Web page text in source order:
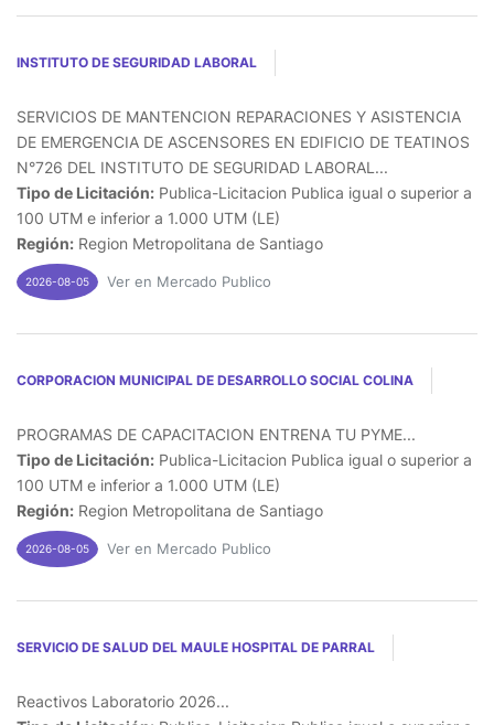
INSTITUTO DE SEGURIDAD LABORAL
SERVICIOS DE MANTENCION REPARACIONES Y ASISTENCIA
DE EMERGENCIA DE ASCENSORES EN EDIFICIO DE TEATINOS
N°726 DEL INSTITUTO DE SEGURIDAD LABORAL...
Tipo de Licitación: Publica-Licitacion Publica igual o superior a
100 UTM e inferior a 1.000 UTM (LE)
Región: Region Metropolitana de Santiago
2026-08-05 Ver en Mercado Publico
CORPORACION MUNICIPAL DE DESARROLLO SOCIAL COLINA
PROGRAMAS DE CAPACITACION ENTRENA TU PYME...
Tipo de Licitación: Publica-Licitacion Publica igual o superior a
100 UTM e inferior a 1.000 UTM (LE)
Región: Region Metropolitana de Santiago
2026-08-05 Ver en Mercado Publico
SERVICIO DE SALUD DEL MAULE HOSPITAL DE PARRAL
Reactivos Laboratorio 2026...